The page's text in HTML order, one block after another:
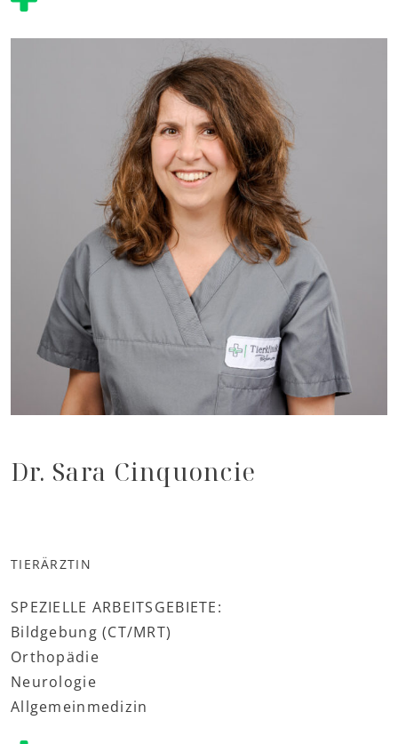
Dr. Sara Cinquoncie
TIERÄRZTIN
SPEZIELLE ARBEITSGEBIETE:
Bildgebung (CT/MRT)
Orthopädie
Neurologie
Allgemeinmedizin